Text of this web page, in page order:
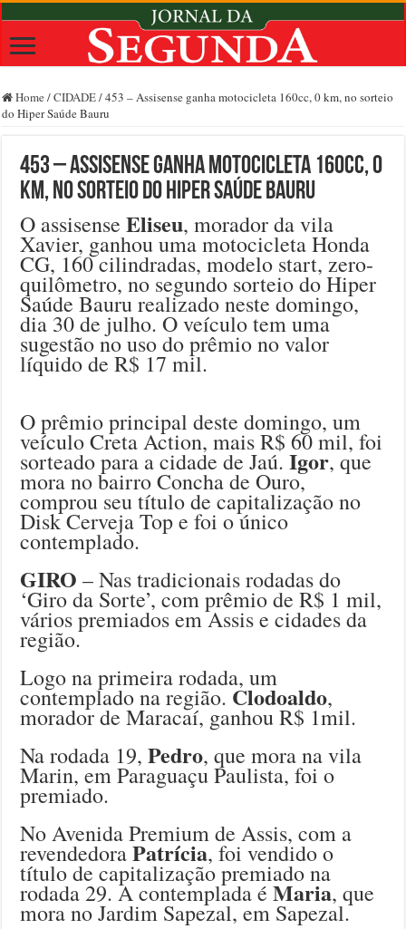
Home /CIDADE/453 – Assisense ganha motocicleta 160cc, 0 km, no sorteio
do Hiper Saúde Bauru
453 – Assisense ganha motocicleta 160cc, 0
km, no sorteio do Hiper Saúde Bauru
O assisenseEliseu, morador da vila
Xavier, ganhou uma motocicleta Honda
CG, 160 cilindradas, modelo start, zero-
quilômetro, no segundo sorteio do Hiper
Saúde Bauru realizado neste domingo,
dia 30 de julho. O veículo tem uma
sugestão no uso do prêmio no valor
líquido de R$ 17 mil.
O prêmio principal deste domingo, um
veículo Creta Action, mais R$ 60 mil, foi
sorteado para a cidade de Jaú. Igor, que
mora no bairro Concha de Ouro,
comprou seu título de capitalização no
Disk Cerveja Top e foi o único
contemplado.
GIRO – Nas tradicionais rodadas do
‘Giro da Sorte’, com prêmio de R$ 1 mil,
vários premiados em Assis e cidades da
região.
Logo na primeira rodada, um
contemplado na região. Clodoaldo,
morador de Maracaí, ganhou R$ 1mil.
Na rodada 19,Pedro, que mora na vila
Marin, em Paraguaçu Paulista, foi o
premiado.
No Avenida Premium de Assis, com a
revendedoraPatrícia, foi vendido o
título de capitalização premiado na
rodada 29. A contemplada éMaria, que
mora no Jardim Sapezal, em Sapezal.